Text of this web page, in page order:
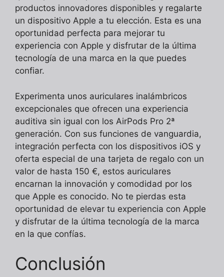
productos innovadores disponibles y regalarte
un dispositivo Apple a tu elección. Esta es una
oportunidad perfecta para mejorar tu
experiencia con Apple y disfrutar de la última
tecnología de una marca en la que puedes
confiar.
Experimenta unos auriculares inalámbricos
excepcionales que ofrecen una experiencia
auditiva sin igual con los AirPods Pro 2ª
generación. Con sus funciones de vanguardia,
integración perfecta con los dispositivos iOS y
oferta especial de una tarjeta de regalo con un
valor de hasta 150 €, estos auriculares
encarnan la innovación y comodidad por los
que Apple es conocido. No te pierdas esta
oportunidad de elevar tu experiencia con Apple
y disfrutar de la última tecnología de la marca
en la que confías.
Conclusión